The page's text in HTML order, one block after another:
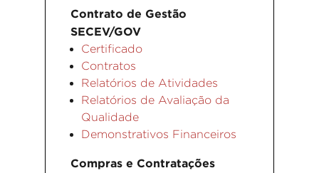
Contrato de Gestão
SECEV/GOV
Certificado
Contratos
Relatórios de Atividades
Relatórios de Avaliação da
Qualidade
Demonstrativos Financeiros
Compras e Contratações